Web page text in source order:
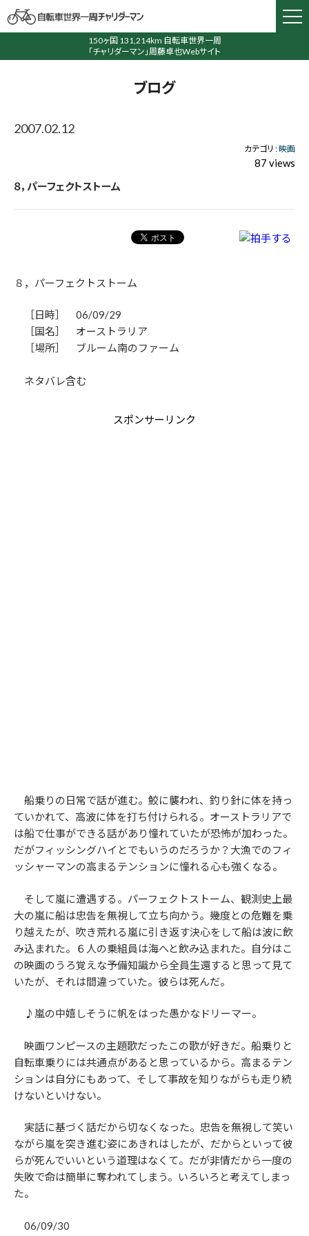
150ヶ国 131,214km 自転車世界一周
「チャリダーマン」周藤卓也Webサイト
ブログ
2007.02.12
カテゴリ :映画
87 views
８，パーフェクトストーム
８，パーフェクトストーム
［日時］ 06/09/29
［国名］ オーストラリア
［場所］ ブルーム南のファーム
ネタバレ含む
スポンサーリンク
船乗りの日常で話が進む。鮫に襲われ、釣り針に体を持っ
ていかれて、高波に体を打ち付けられる。オーストラリアで
は船で仕事ができる話があり憧れていたが恐怖が加わった。
だがフィッシングハイとでもいうのだろうか？大漁でのフィ
ッシャーマンの高まるテンションに憧れる心も強くなる。
そして嵐に遭遇する。パーフェクトストーム、観測史上最
大の嵐に船は忠告を無視して立ち向かう。幾度との危難を乗
り越えたが、吹き荒れる嵐に引き返す決心をして船は波に飲
み込まれた。６人の乗組員は海へと飲み込まれた。自分はこ
の映画のうろ覚えな予備知識から全員生還すると思って見て
いたが、それは間違っていた。彼らは死んだ。
♪嵐の中嬉しそうに帆をはった愚かなドリーマー。
映画ワンピースの主題歌だったこの歌が好きだ。船乗りと
自転車乗りには共通点があると思っているから。高まるテン
ションは自分にもあって、そして事故を知りながらも走り続
けないといけない。
実話に基づく話だから切なくなった。忠告を無視して笑い
ながら嵐を突き進む姿にあきれはしたが、だからといって彼
らが死んでいいという道理はなくて。だが非情だから一度の
失敗で命は簡単に奪われてしまう。いろいろと考えてしまっ
た。
06/09/30